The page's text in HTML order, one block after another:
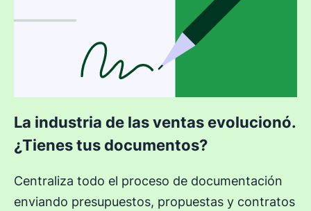
La industria de las ventas evolucionó.
¿Tienes tus documentos?
Centraliza todo el proceso de documentación
enviando presupuestos, propuestas y contratos